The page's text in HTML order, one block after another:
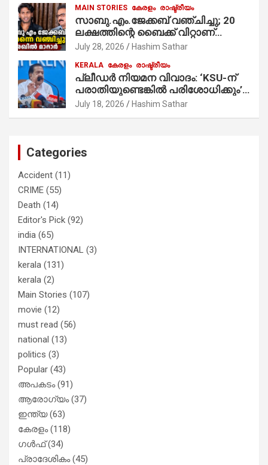
MAIN STORIES കേരളം രാഷ്ട്രീയം
സാബു.എം.ജേക്കബ് വഞ്ചിച്ചു; 20
ലക്ഷത്തിന്റെ ബൈക്ക് വിറ്റാണ്
തൃക്കാക്കരയില്‍ മത്സരിച്ചത്!
മാത്രമാണ് ഉണ്ടായിരുന്നത്;
സാബുവിന്റേത് വ്യക്തിപരമായ
നേട്ടത്തിനുള്ള പാര്‍ട്ടി; ഇപ്പോള്‍
ഫോണ്‍ വിളിച്ചാല്‍ എടുക്കില്ല;
തിരഞ്ഞെടുപ്പിലെ ദുരനുഭവങ്ങള്‍
July 28, 2026 Hashim Sathar
KERALA കേരളം രാഷ്ട്രീയം
പ്ലീഡർ നിയമന വിവാദം: ‘KSU-ന്
പരാതിയുണ്ടെങ്കിൽ പരിശോധിക്കും’;
രമേശ് ചെന്നിത്തല
July 18, 2026 Hashim Sathar
Categories
Accident (11)
CRIME (55)
Death (14)
Editor's Pick (92)
india (65)
INTERNATIONAL (3)
kerala (131)
kerala (2)
Main Stories (107)
movie (12)
must read (56)
national (13)
politics (3)
Popular (43)
അപകടം(91)
ആരോഗ്യം(37)
ഇന്ത്യ(63)
കേരളം(118)
ഗൾഫ്(34)
പ്രാദേശികം(45)